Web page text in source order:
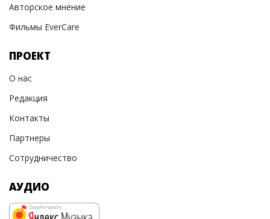
Авторское мнение
Фильмы EverCare
ПРОЕКТ
О нас
Редакция
Контакты
Партнеры
Сотрудничество
АУДИО